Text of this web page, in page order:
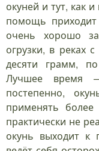
окуней и тут, как
помощь приходит
очень хорошо
огрузки, в реках
десяти грамм,
Лучшее время
постепенно,
применять
практически не
окунь выходит к